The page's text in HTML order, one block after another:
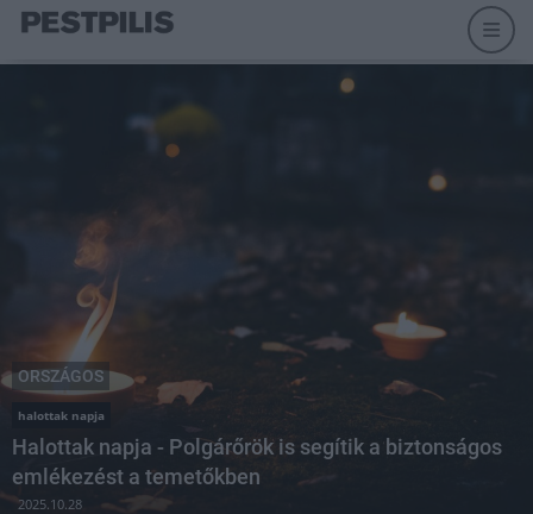
ORSZÁGOS
halottak napja
Halottak napja - Polgárőrök is segítik a biztonságos
emlékezést a temetőkben
2025.10.28